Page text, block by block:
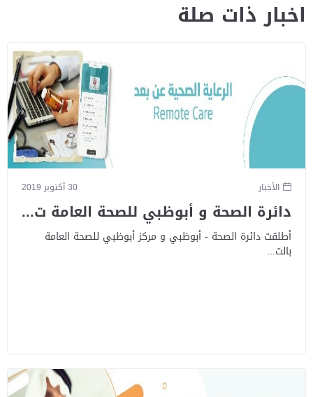
اخبار ذات صلة
الأخبار 30 أكتوبر 2019
دائرة الصحة و أبوظبي للصحة العامة ت...
أطلقت دائرة الصحة - أبوظبي و مركز أبوظبي للصحة العامة
بالت...